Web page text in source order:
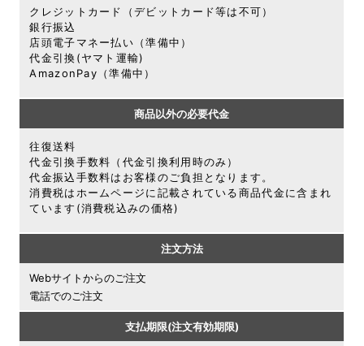
クレジットカード（デビットカード等は不可）
銀行振込
店頭電子マネー払い（準備中）
代金引換(ヤマト運輸)
AmazonPay（準備中）
商品以外の必要代金
往復送料
代金引換手数料（代金引換利用時のみ）
代金振込手数料はお客様のご負担となります。
消費税はホームページに記載されている商品代金に含まれ
ています(消費税込みの価格)
注文方法
Webサイトからのご注文
電話でのご注文
支払期限(注文有効期限​)